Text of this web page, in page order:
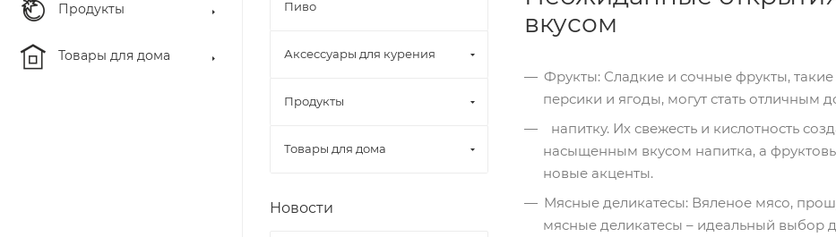
Продукты
Товары для дома
вкусом
Фрукты: Сладкие и сочные фрукты,
персики и ягоды, могут стать отличным
напитку. Их свежесть и кислотность
насыщенным вкусом напитка, а
новые акценты.
Мясные деликатесы: Вяленое мясо,
мясные деликатесы – идеальный выбор
Пиво
Аксессуары для курения
Продукты
Товары для дома
Новости